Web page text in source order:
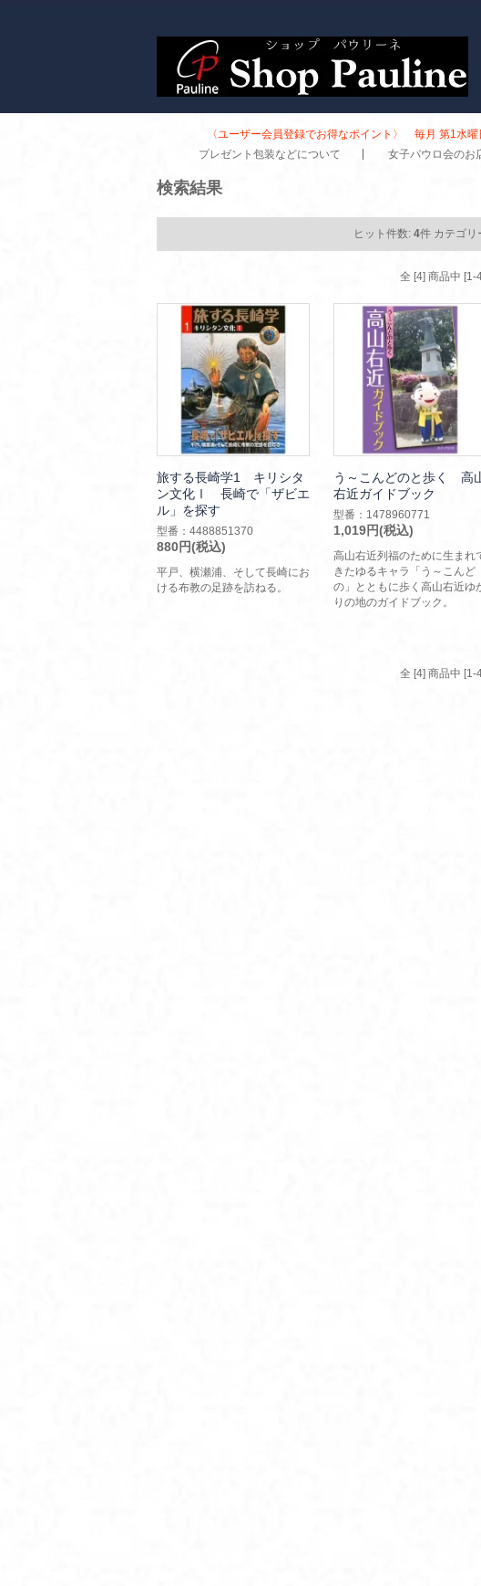
〈ユーザー会員登録でお得なポイント〉 毎月 第1水
プレゼント包装などについて
女子パウロ会のお
検索結果
ヒット件数: 4件 カテゴリ
全 [4] 商品中 [1-
旅する長崎学1 キリシタ
ン文化Ⅰ 長崎で「ザビエ
ル」を探す
型番：4488851370
880円(税込)
平戸、横瀬浦、そして長崎にお
ける布教の足跡を訪ねる。
う～こんどのと歩く 高
右近ガイドブック
型番：1478960771
1,019円(税込)
高山右近列福のために生まれ
きたゆるキャラ「う～こんど
の」とともに歩く高山右近ゆ
りの地のガイドブック。
全 [4] 商品中 [1-